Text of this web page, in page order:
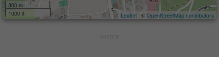
300 m
1000 ft
Leaflet | ©OpenStreetMap contributors